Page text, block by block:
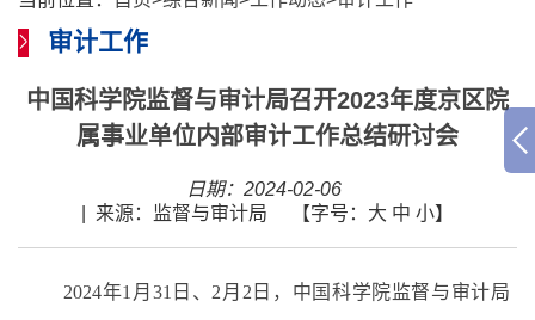
审计工作
中国科学院监督与审计局召开2023年度京区院
属事业单位内部审计工作总结研讨会
日期：2024-02-06
来源：监督与审计局 【字号： 大 中 小】
2024年1月31日、2月2日，中国科学院监督与审计局